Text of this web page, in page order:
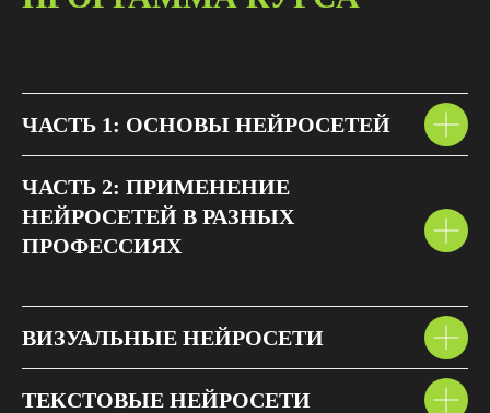
ЧАСТЬ 1: ОСНОВЫ НЕЙРОСЕТЕЙ
ЧАСТЬ 2: ПРИМЕНЕНИЕ
НЕЙРОСЕТЕЙ В РАЗНЫХ
ПРОФЕССИЯХ
ВИЗУАЛЬНЫЕ НЕЙРОСЕТИ
ТЕКСТОВЫЕ НЕЙРОСЕТИ